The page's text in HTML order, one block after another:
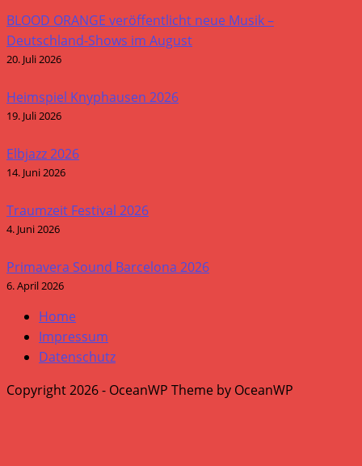
BLOOD ORANGE veröffentlicht neue Musik –
Deutschland-Shows im August
20. Juli 2026
Heimspiel Knyphausen 2026
19. Juli 2026
Elbjazz 2026
14. Juni 2026
Traumzeit Festival 2026
4. Juni 2026
Primavera Sound Barcelona 2026
6. April 2026
Home
Impressum
Datenschutz
Copyright 2026 - OceanWP Theme by OceanWP